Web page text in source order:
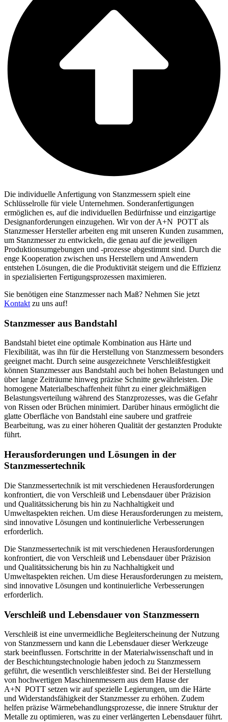
Die individuelle Anfertigung von Stanzmessern spielt eine
Schlüsselrolle für viele Unternehmen. Sonderanfertigungen
ermöglichen es, auf die individuellen Bedürfnisse und einzigartige
Designanforderungen einzugehen. Wir von derA+N POTT als
Stanzmesser Hersteller arbeiten eng mit unseren Kunden zusammen,
um Stanzmesser zu entwickeln, die genau auf die jeweiligen
Produktionsumgebungen und -prozesse abgestimmt sind. Durch die
enge Kooperation zwischen uns Herstellern und Anwendern
entstehen Lösungen, die die Produktivität steigern und die Effizienz
in spezialisierten Fertigungsprozessen maximieren.
Sie benötigen eine Stanzmesser nach Maß? Nehmen Sie jetzt
Kontakt zu uns auf!
Stanzmesser aus Bandstahl
Bandstahl bietet eine optimale Kombination aus Härte und
Flexibilität, was ihn für die Herstellung von Stanzmessern besonders
geeignet macht. Durch seine ausgezeichnete Verschleißfestigkeit
können Stanzmesser aus Bandstahl auch bei hohen Belastungen und
über lange Zeiträume hinweg präzise Schnitte gewährleisten. Die
homogene Materialbeschaffenheit führt zu einer gleichmäßigen
Belastungsverteilung während des Stanzprozesses, was die Gefahr
von Rissen oder Brüchen minimiert. Darüber hinaus ermöglicht die
glatte Oberfläche von Bandstahl eine saubere und gratfreie
Bearbeitung, was zu einer höheren Qualität der gestanzten Produkte
führt.
Herausforderungen und Lösungen in der
Stanzmessertechnik
Die Stanzmessertechnik ist mit verschiedenen Herausforderungen
konfrontiert, die von Verschleiß und Lebensdauer über Präzision
und Qualitätssicherung bis hin zu Nachhaltigkeit und
Umweltaspekten reichen. Um diese Herausforderungen zu meistern,
sind innovative Lösungen und kontinuierliche Verbesserungen
erforderlich.
Die Stanzmessertechnik ist mit verschiedenen Herausforderungen
konfrontiert, die von Verschleiß und Lebensdauer über Präzision
und Qualitätssicherung bis hin zu Nachhaltigkeit und
Umweltaspekten reichen. Um diese Herausforderungen zu meistern,
sind innovative Lösungen und kontinuierliche Verbesserungen
erforderlich.
Verschleiß und Lebensdauer von Stanzmessern
Verschleiß ist eine unvermeidliche Begleiterscheinung der Nutzung
von Stanzmessern und kann die Lebensdauer dieser Werkzeuge
stark beeinflussen. Fortschritte in der Materialwissenschaft und in
der Beschichtungstechnologie haben jedoch zu Stanzmessern
geführt, die wesentlich verschleißfester sind. Bei der Herstellung
von hochwertigen Maschinenmessern aus dem Hause der
A+N POTT setzen wir auf spezielle Legierungen, um die Härte
und Widerstandsfähigkeit der Stanzmesser zu erhöhen. Zudem
helfen präzise Wärmebehandlungsprozesse, die innere Struktur der
Metalle zu optimieren, was zu einer verlängerten Lebensdauer führt.